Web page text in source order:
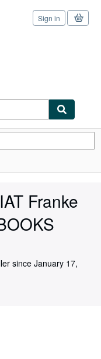
Sign in
Franke
since January 17,